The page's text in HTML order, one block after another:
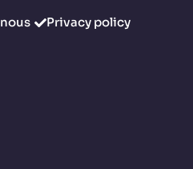
Privacy policy